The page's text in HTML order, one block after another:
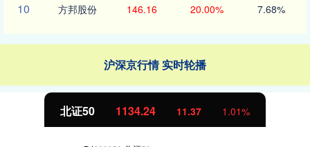
10 方邦股份 146.16 20.00% 7.68%
沪深京行情 实时轮播
北证50 1134.24 11.37 1.01%